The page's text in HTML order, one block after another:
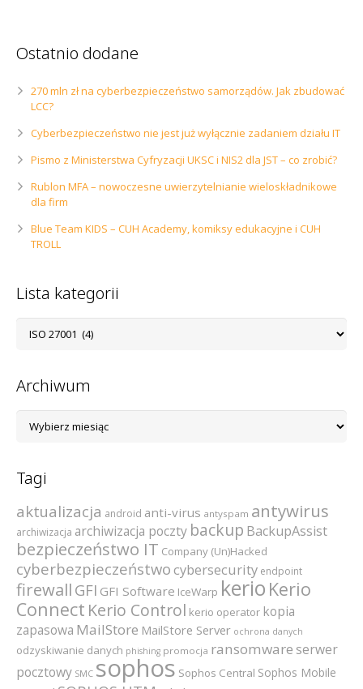
Ostatnio dodane
270 mln zł na cyberbezpieczeństwo samorządów. Jak zbudować
LCC?
Cyberbezpieczeństwo nie jest już wyłącznie zadaniem działu IT
Pismo z Ministerstwa Cyfryzacji UKSC i NIS2 dla JST – co zrobić?
Rublon MFA – nowoczesne uwierzytelnianie wieloskładnikowe
dla firm
Blue Team KIDS – CUH Academy, komiksy edukacyjne i CUH
TROLL
Lista kategorii
kategorii
Archiwum
Tagi
aktualizacja android anti-virus antyspam antywirus
archiwizacja archiwizacja poczty backup BackupAssist
bezpieczeństwo IT Company (Un)Hacked
cyberbezpieczeństwocybersecurity endpoint
firewall GFI GFI Software IceWarp kerio Kerio
Connect Kerio Control kerio operator kopia
zapasowa MailStore MailStore Server ochrona danych
odzyskiwanie danych phishing promocja ransomware serwer
pocztowy SMC sophos Sophos Central Sophos Mobile